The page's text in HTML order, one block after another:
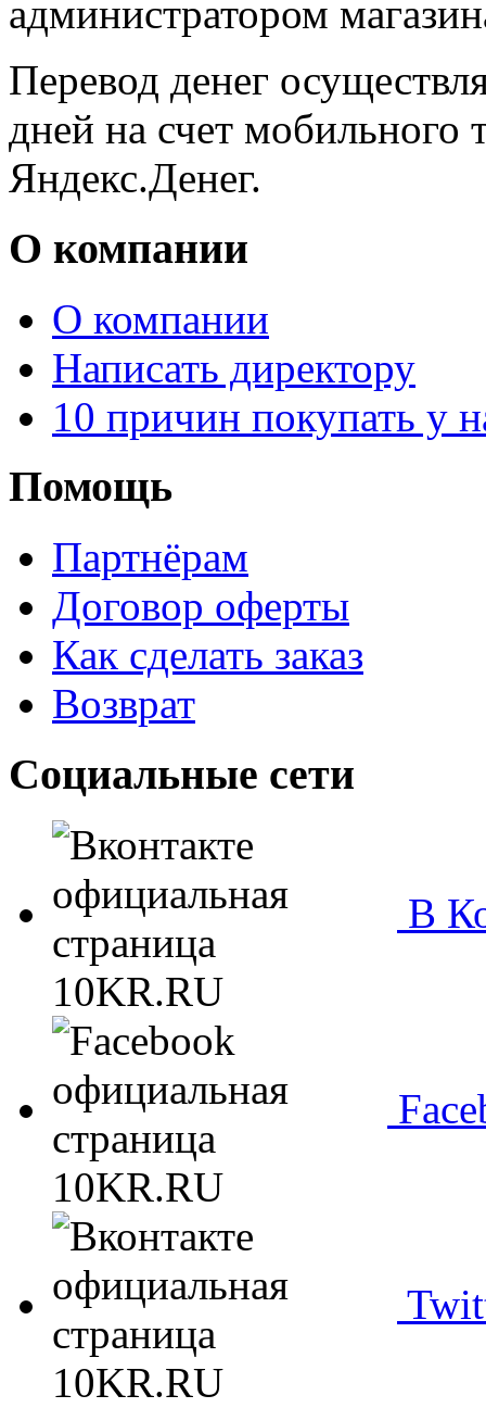
администратором
Перевод денег
дней на счет мобильного
Яндекс.Денег.
О компании
О компании
Написать директору
10 причин покупать у
Помощь
Партнёрам
Договор оферты
Как сделать заказ
Возврат
Социальные сети
В